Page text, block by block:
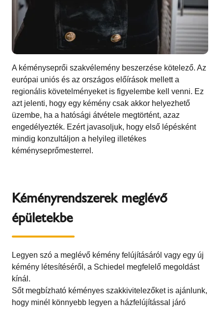
A kéményseprői szakvélemény beszerzése kötelező. Az
európai uniós és az országos előírások mellett a
regionális követelményeket is figyelembe kell venni. Ez
azt jelenti, hogy egy kémény csak akkor helyezhető
üzembe, ha a hatósági átvétele megtörtént, azaz
engedélyezték. Ezért javasoljuk, hogy első lépésként
mindig konzultáljon a helyileg illetékes
kéményseprőmesterrel.
Kéményrendszerek meglévő
épületekbe
Legyen szó a meglévő kémény felújításáról vagy egy új
kémény létesítéséről, a Schiedel megfelelő megoldást
kínál.
Sőt megbízható kéményes szakkivitelezőket is ajánlunk,
hogy minél könnyebb legyen a házfelújítással járó